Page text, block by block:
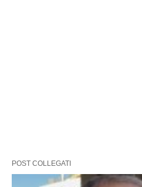
POST COLLEGATI